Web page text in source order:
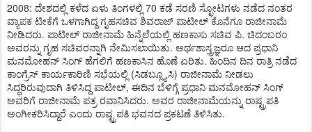
2008: ದೇಶದಲ್ಲಿ ಕಳೆದ ಏಳು ತಿಂಗಳಲ್ಲಿ 70 ಕಡೆ ಸರಣಿ ಸ್ಛೋಟಗಳು ನಡೆದ ನಂತರ
ವ್ಯಾಪಕ ಟೀಕೆಗೆ ಒಳಗಾಗಿದ್ದ ಗೃಹಸಚಿವ ಶಿವರಾಜ್ ಪಾಟೀಲ್ ಕೊನೆಗೂ ರಾಜೀನಾಮೆ
ನೀಡಿದರು. ಪಾಟೀಲ್ ರಾಜೀನಾಮೆ ಹಿನ್ನೆಲೆಯಲ್ಲಿ ಹಣಕಾಸು ಸಚಿವ ಪಿ. ಚಿದಂಬರಂ
ಅವರನ್ನು ಗೃಹ ಸಚಿವರನ್ನಾಗಿ ನೇಮಿಸಲಾಯಿತು. ಅರ್ಥಶಾಸ್ತ್ರಜ್ಞರೂ ಆದ ಪ್ರಧಾನಿ
ಮನಮೋಹನ್ ಸಿಂಗ್ ಹೆಗಲಿಗೆ ಹಣಕಾಸಿನ ಹೊಣೆ ಏರಿತು. ಹಿಂದಿನ ದಿನ ರಾತ್ರಿ ನಡೆದ
ಕಾಂಗ್ರೆಸ್ ಕಾರ್ಯಕಾರಿಣಿ ಸಭೆಯಲ್ಲಿ (ಸಿಡಬ್ಲ್ಯೂಸಿ) ರಾಜೀನಾಮೆ ನೀಡಲು
ಸಿದ್ಧರಿರುವುದಾಗಿ ತಿಳಿಸಿದ್ದ ಪಾಟೀಲ್, ಈದಿನ ಬೆಳಿಗ್ಗೆ ಪ್ರಧಾನಿ ಮನಮೋಹನ್ ಸಿಂಗ್
ಅವರಿಗೆ ರಾಜೀನಾಮೆ ಪತ್ರ ರವಾನಿಸಿದರು. ಅವರ ರಾಜೀನಾಮೆಯನ್ನು ರಾಷ್ಟ್ರಪತಿ
ಅಂಗೀಕರಿಸಿದ್ದಾರೆ ಎಂದು ರಾಷ್ಟ್ರಪತಿ ಭವನದ ಪ್ರಕಟಣೆ ತಿಳಿಸಿತು.